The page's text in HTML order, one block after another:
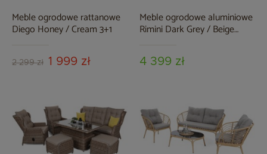
Meble ogrodowe rattanowe
Diego Honey / Cream 3+1
2 299 zł 1 999 zł
Meble ogrodowe aluminiowe
Rimini Dark Grey / Beige
4 399 zł